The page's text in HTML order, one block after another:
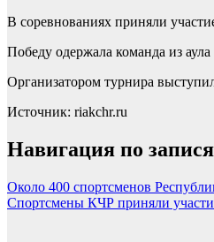
В соревнованиях приняли
Победу одержала команда из
Организатором турнира
Источник: riakchr.ru
Навигация по
Около 400 спортсменов
Спортсмены КЧР приняли